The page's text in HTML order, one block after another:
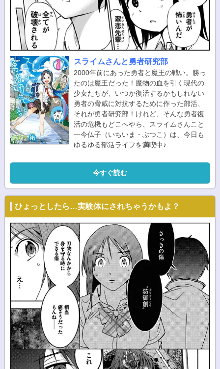
スライムさんと勇者研究部
2000年前にあった勇者と魔王の戦い。勝っ
たのは魔王だった！魔物の血を引く現代の
少女たちが、いつか復活するかもしれない
勇者の脅威に対抗するために作った部活、
それが勇者研究部！けれど、そんな勇者復
活の危機もどこへやら、スライムさんこと
一今仏子（いちいま・ぶつこ）は、今日も
ゆるゆる部活ライフを満喫中♪
今すぐ読む
ひょっとしたら…実験体にされちゃうかもよ？